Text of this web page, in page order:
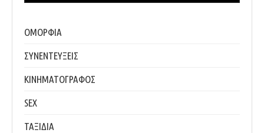
ΟΜΟΡΦΙΑ
ΣΥΝΕΝΤΕΥΞΕΙΣ
ΚΙΝΗΜΑΤΟΓΡΑΦΟΣ
SEX
ΤΑΞΙΔΙΑ